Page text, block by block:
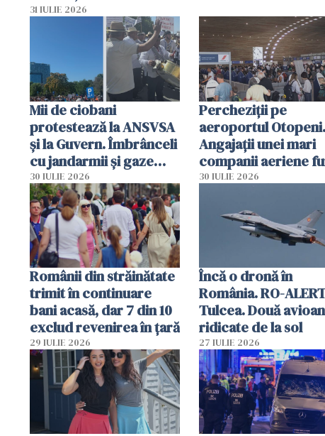
planul roșu de
31 IULIE 2026
Mii de ciobani
protestează la ANSVSA
și la Guvern. Îmbrânceli
cu jandarmii și gaze
lacrimogene
30 IULIE 2026
Percheziții pe
aeroportul Otopeni.
Angajații unei mari
companii aeriene
parfumuri, ceasuri și
vânzării
30 IULIE 2026
Românii din străinătate
trimit în continuare
bani acasă, dar 7 din 10
exclud revenirea în țară
29 IULIE 2026
Încă o dronă în
România. RO-
Tulcea. Două
ridicate de la sol
27 IULIE 2026